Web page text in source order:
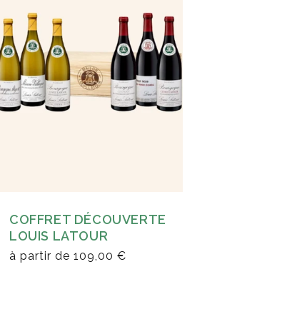
COFFRET DÉCOUVERTE
LOUIS LATOUR
à partir de 109,00 €